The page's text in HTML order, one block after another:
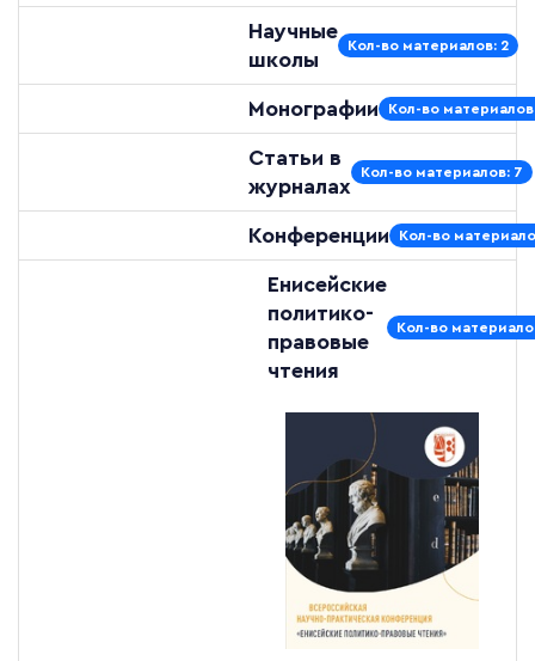
Научные
школы
Кол-во материалов: 2
Монографии Кол-во
Статьи в
журналах
Кол-во материалов: 7
Конференции Кол-во
Енисейские
политико-
правовые
чтения
Кол-во